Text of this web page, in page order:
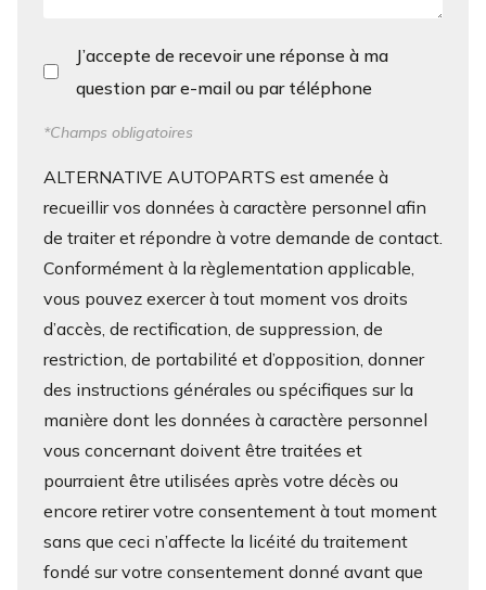
J’accepte de recevoir une réponse à ma
question par e-mail ou par téléphone
*Champs obligatoires
ALTERNATIVE AUTOPARTS est amenée à
recueillir vos données à caractère personnel afin
de traiter et répondre à votre demande de contact.
Conformément à la règlementation applicable,
vous pouvez exercer à tout moment vos droits
d’accès, de rectification, de suppression, de
restriction, de portabilité et d’opposition, donner
des instructions générales ou spécifiques sur la
manière dont les données à caractère personnel
vous concernant doivent être traitées et
pourraient être utilisées après votre décès ou
encore retirer votre consentement à tout moment
sans que ceci n’affecte la licéité du traitement
fondé sur votre consentement donné avant que